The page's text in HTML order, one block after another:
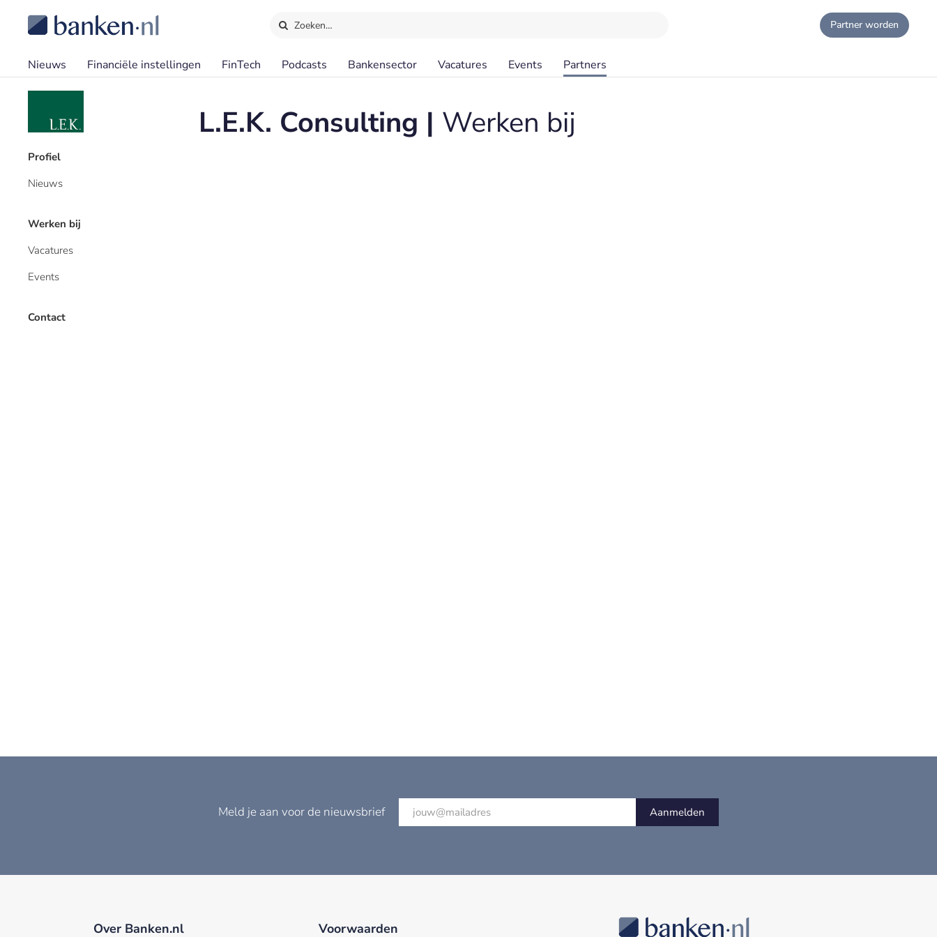
Zoeken… Partner worden
Nieuws Financiële instellingen FinTech Podcasts Bankensector Vacatures Events Partners
Profiel
Nieuws
Werken bij
Vacatures
Events
Contact
L.E.K. Consulting | Werken bij
Meld je aan voor de nieuwsbrief Aanmelden
Over Banken.nl Voorwaarden